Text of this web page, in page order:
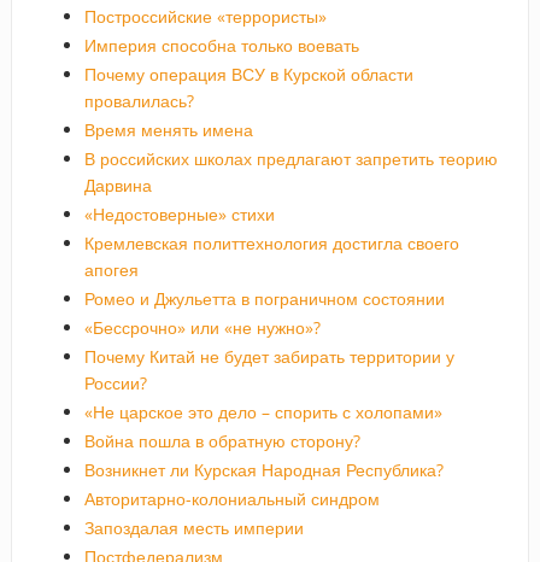
Построссийские «террористы»
Империя способна только воевать
Почему операция ВСУ в Курской области
провалилась?
Время менять имена
В российских школах предлагают запретить теорию
Дарвина
«Недостоверные» стихи
Кремлевская политтехнология достигла своего
апогея
Ромео и Джульетта в пограничном состоянии
«Бессрочно» или «не нужно»?
Почему Китай не будет забирать территории у
России?
«Не царское это дело – спорить с холопами»
Война пошла в обратную сторону?
Возникнет ли Курская Народная Республика?
Авторитарно-колониальный синдром
Запоздалая месть империи
Постфедерализм